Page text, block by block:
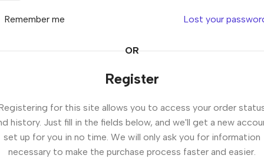
Lost your
Remember me
OR
Register
for this site allows you to access your order
history. Just fill in the fields below, and we'll get a new
set up for you in no time. We will only ask you for information
necessary to make the purchase process faster and easier.